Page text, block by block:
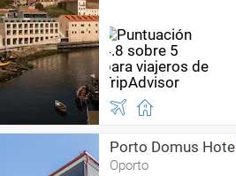
Porto Domus Hotel
Oporto